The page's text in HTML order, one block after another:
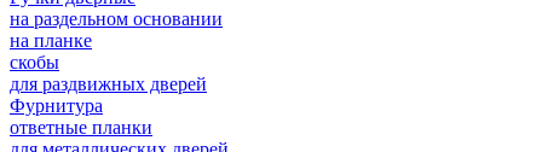
на раздельном основании
на планке
скобы
для раздвижных дверей
Фурнитура
ответные планки